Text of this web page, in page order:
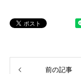
前の記事